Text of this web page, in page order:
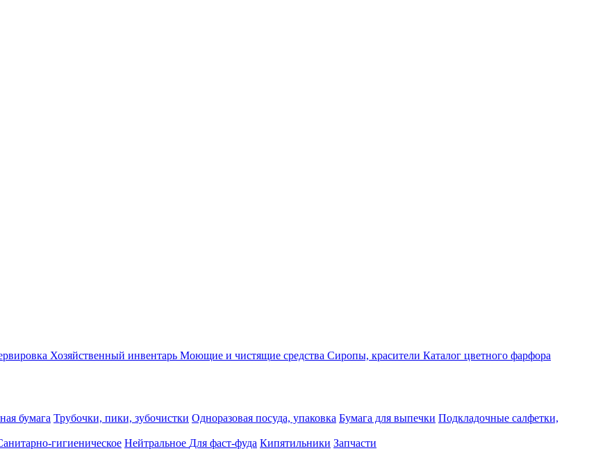
Хозяйственный инвентарь Моющие и чистящие средства Сиропы, красители Каталог цветного фарфора
бумага Трубочки, пики, зубочистки Одноразовая посуда, упаковка Бумага для выпечки Подкладочные салфетки,
гигиеническое Нейтральное Для фаст-фуда Кипятильники Запчасти